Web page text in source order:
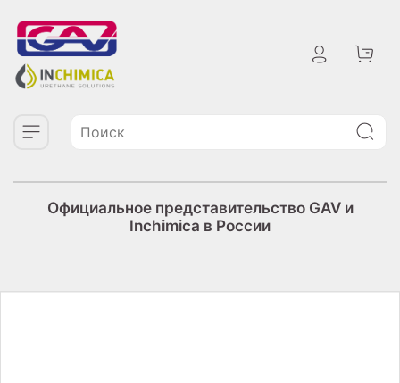
Официальное представительство GAV и
Inchimica в России